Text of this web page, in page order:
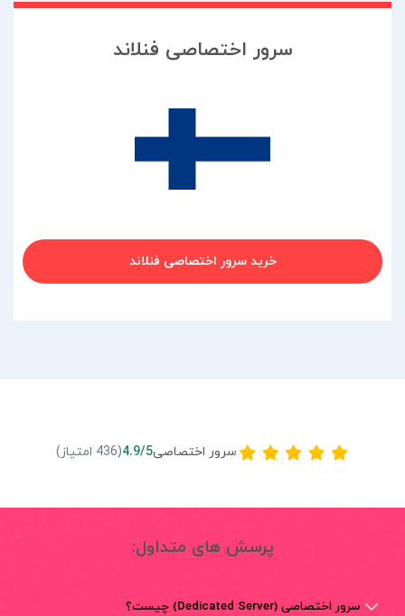
سرور اختصاصی فنلاند
خرید سرور اختصاصی فنلاند
سرور اختصاصی4.9/5(436 امتیاز)
پرسش های متداول:
سرور اختصاصی (Dedicated Server) چيست؟